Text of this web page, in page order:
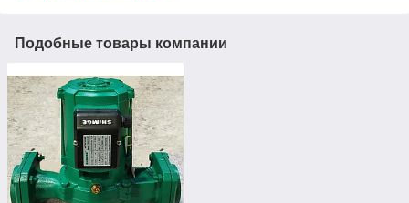
Подобные товары компании